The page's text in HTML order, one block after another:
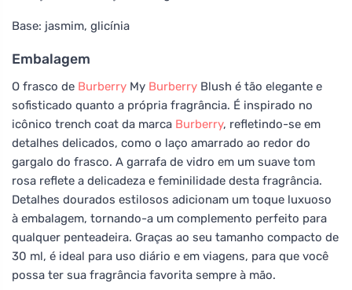
Base: jasmim, glicínia
Embalagem
O frasco de Burberry My Burberry Blush é tão elegante e
sofisticado quanto a própria fragrância. É inspirado no
icônico trench coat da marca Burberry, refletindo-se em
detalhes delicados, como o laço amarrado ao redor do
gargalo do frasco. A garrafa de vidro em um suave tom
rosa reflete a delicadeza e feminilidade desta fragrância.
Detalhes dourados estilosos adicionam um toque luxuoso
à embalagem, tornando-a um complemento perfeito para
qualquer penteadeira. Graças ao seu tamanho compacto de
30 ml, é ideal para uso diário e em viagens, para que você
possa ter sua fragrância favorita sempre à mão.